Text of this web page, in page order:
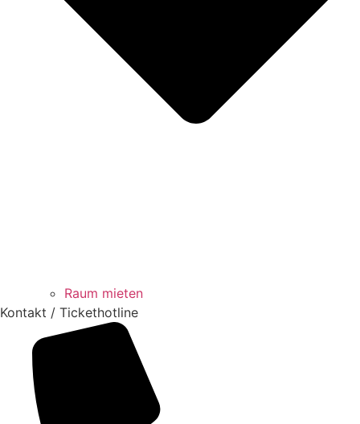
Raum mieten
Kontakt / Tickethotline